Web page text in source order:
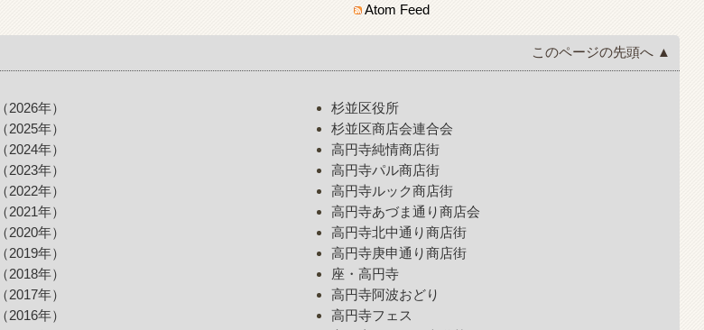
Atom Feed
このページの先頭へ ▲
2026年）
2025年）
2024年）
2023年）
2022年）
2021年）
2020年）
2019年）
2018年）
2017年）
2016年）
杉並区役所
杉並区商店会連合会
高円寺純情商店街
高円寺パル商店街
高円寺ルック商店街
高円寺あづま通り商店会
高円寺北中通り商店街
高円寺庚申通り商店街
座・高円寺
高円寺阿波おどり
高円寺フェス